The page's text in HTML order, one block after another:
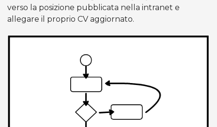
verso la posizione pubblicata nella intranet e
allegare il proprio CV aggiornato.